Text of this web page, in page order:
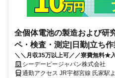
全個体電池の製造および
ペ・検査・測定|日勤|立ち作
＼＼月収35万以上可／／寮費無料★
制で収入もプライベートも充実◎20
品製造】
シーデーピージャパン株式会社
通勤アクセス JR宇都宮線 氏家駅